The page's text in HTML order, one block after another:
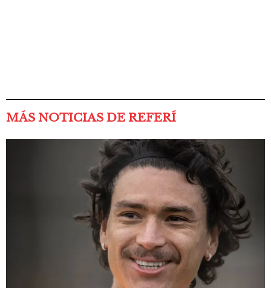
MÁS NOTICIAS DE REFERÍ